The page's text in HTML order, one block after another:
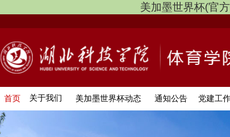
美加墨世界杯(官
首页 关于我们 美加墨世界杯动态 通知公告 党建工